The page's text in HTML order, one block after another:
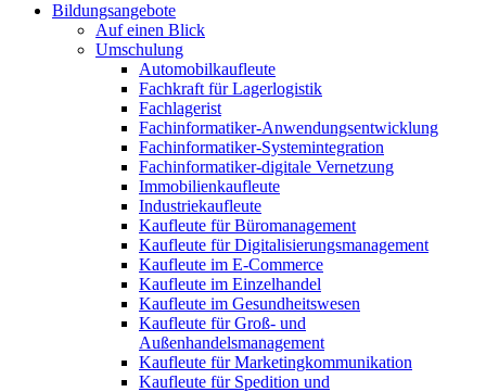
Bildungsangebote
Auf einen Blick
Umschulung
Automobilkaufleute
Fachkraft für Lagerlogistik
Fachlagerist
Fachinformatiker-Anwendungsentwicklung
Fachinformatiker-Systemintegration
Fachinformatiker-digitale Vernetzung
Immobilienkaufleute
Industriekaufleute
Kaufleute für Büromanagement
Kaufleute für Digitalisierungsmanagement
Kaufleute im E-Commerce
Kaufleute im Einzelhandel
Kaufleute im Gesundheitswesen
Kaufleute für Groß- und
Außenhandelsmanagement
Kaufleute für Marketingkommunikation
Kaufleute für Spedition und